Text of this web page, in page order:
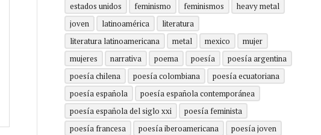
estados unidos
feminismo feminismos
heavy metal
joven
latinoamérica
literatura
literatura latinoamericana
metal mexico
mujer
mujeres
narrativa poema poesía
poesía argentina
poesía chilena
poesía colombiana
poesía ecuatoriana
poesía española
poesía española contemporánea
poesía española del siglo xxi
poesía feminista
poesía francesa
poesía iberoamericana
poesía joven